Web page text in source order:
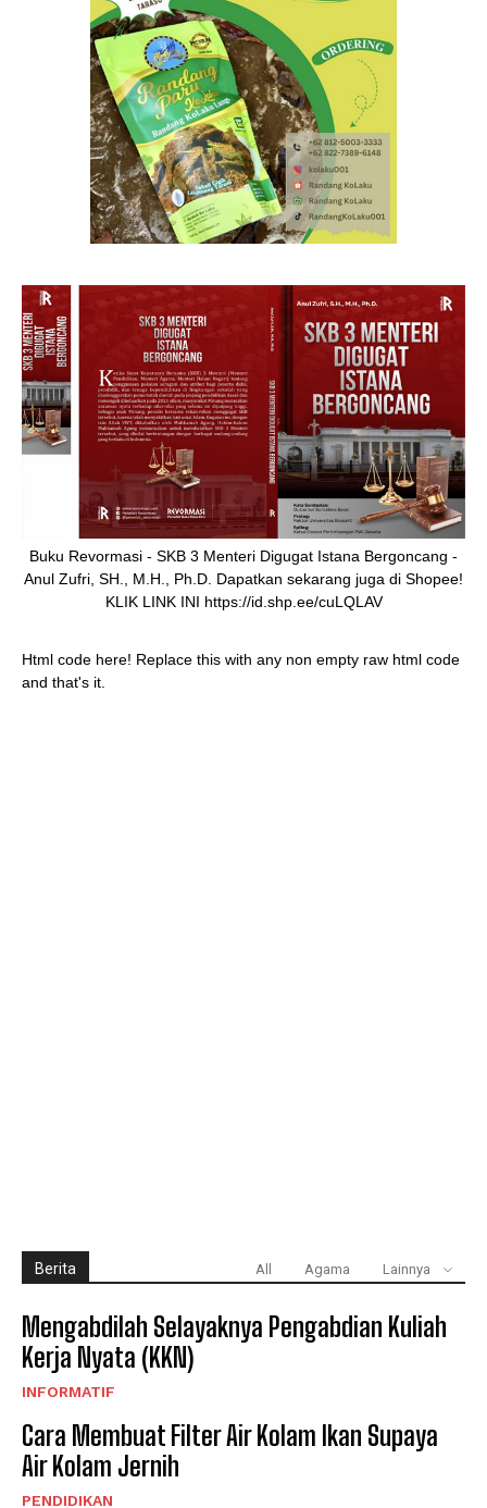
Buku Revormasi - SKB 3 Menteri Digugat Istana Bergoncang -
Anul Zufri, SH., M.H., Ph.D. Dapatkan sekarang juga di Shopee!
KLIK LINK INI https://id.shp.ee/cuLQLAV
Html code here! Replace this with any non empty raw html code
and that's it.
Berita All Agama Lainnya
Mengabdilah Selayaknya Pengabdian Kuliah
Kerja Nyata (KKN)
INFORMATIF
Cara Membuat Filter Air Kolam Ikan Supaya
Air Kolam Jernih
PENDIDIKAN